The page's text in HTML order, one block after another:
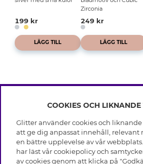
199 kr
LÄGG TILL
Zirconia
249 kr
LÄGG TILL
INFO
Leverans
Villkor
Integritetspolicy
Cookies
OM GLITTER
Black Friday
COOKIES OCH LIKNANDE
Glitter använder cookies och
att ge dig anpassat innehåll, relevant
en bättre upplevelse av vår
har läst vår cookiepolicy och
av cookies genom att klicka på